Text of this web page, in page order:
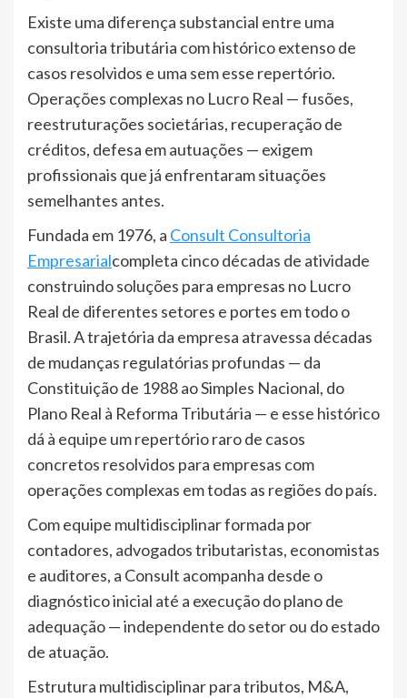
Existe uma diferença substancial entre uma
consultoria tributária com histórico extenso de
casos resolvidos e uma sem esse repertório.
Operações complexas no Lucro Real — fusões,
reestruturações societárias, recuperação de
créditos, defesa em autuações — exigem
profissionais que já enfrentaram situações
semelhantes antes.
Fundada em 1976, a Consult Consultoria
Empresarialcompleta cinco décadas de atividade
construindo soluções para empresas no Lucro
Real de diferentes setores e portes em todo o
Brasil. A trajetória da empresa atravessa décadas
de mudanças regulatórias profundas — da
Constituição de 1988 ao Simples Nacional, do
Plano Real à Reforma Tributária — e esse histórico
dá à equipe um repertório raro de casos
concretos resolvidos para empresas com
operações complexas em todas as regiões do país.
Com equipe multidisciplinar formada por
contadores, advogados tributaristas, economistas
e auditores, a Consult acompanha desde o
diagnóstico inicial até a execução do plano de
adequação — independente do setor ou do estado
de atuação.
Estrutura multidisciplinar para tributos, M&A,